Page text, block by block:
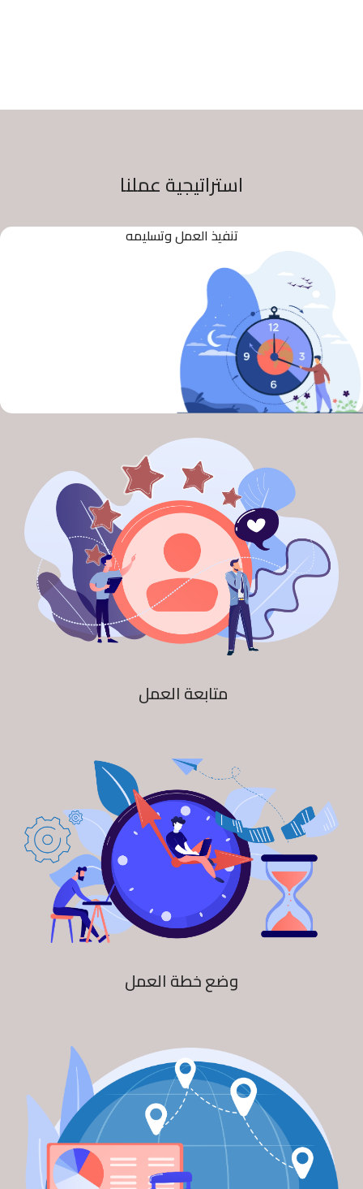
استراتيجية عملنا
تنفيذ العمل وتسليمه
متابعة العمل
وضع خطة العمل